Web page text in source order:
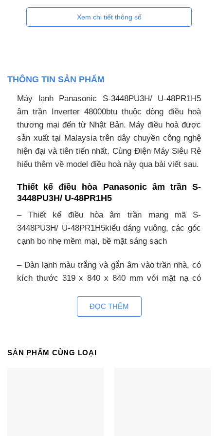
Xem chi tiết thông số
THÔNG TIN SẢN PHẨM
Máy lạnh Panasonic S-3448PU3H/ U-48PR1H5
âm trần Inverter 48000btu thuộc dòng điều hoà
thương mại đến từ Nhật Bản. Máy điều hoà được
sản xuất tại Malaysia trên dây chuyền công nghệ
hiện đại và tiên tiến nhất. Cùng Điện Máy Siêu Rẻ
hiểu thêm về model điều hoà này qua bài viết sau.
Thiết kế điều hòa Panasonic âm trần S-
3448PU3H/ U-48PR1H5
– Thiết kế điều hòa âm trần mang mã S-
3448PU3H/ U-48PR1H5kiểu dáng vuông, các góc
cạnh bo nhẹ mềm mại, bề mặt sáng sạch
– Dàn lạnh màu trắng và gắn âm vào trần nhà, có
kích thước 319 x 840 x 840 mm với mặt nạ có
– Dàn nóng có dạng hình hộp chữ nhật, có kích
– Vỏ dàn nóng bằng thép nên có thể chịu được
ĐỌC THÊM
SẢN PHẨM CÙNG LOẠI